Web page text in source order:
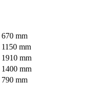
670 mm
1150 mm
1910 mm
1400 mm
790 mm